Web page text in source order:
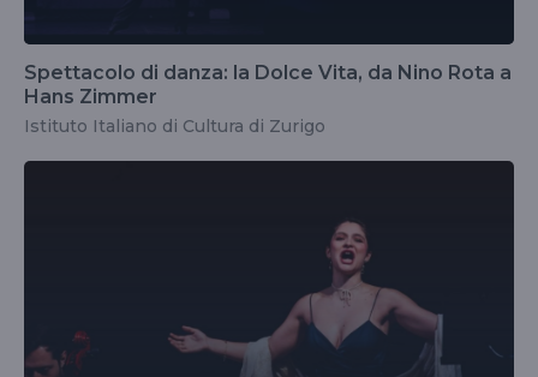
Spettacolo di danza: la Dolce Vita, da Nino Rota a
Hans Zimmer
Istituto Italiano di Cultura di Zurigo